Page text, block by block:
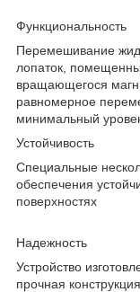
Функциональность
Перемешивание
лопаток,
вращающегося
равномерное
минимальный
Устойчивость
Специальные
обеспечения
поверхностях
Надежность
Устройство
прочная